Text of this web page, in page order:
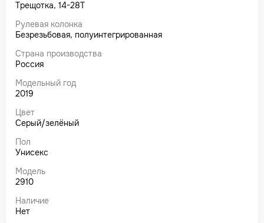
Трещотка, 14-28Т
Рулевая колонка
Безрезьбовая, полуинтегрированная
Страна производства
Россия
Модельный год
2019
Цвет
Серый/зелёный
Пол
Унисекс
Модель
2910
Наличие
Нет